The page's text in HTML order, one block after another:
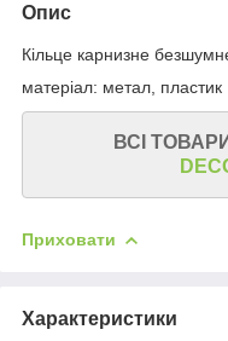
Опис
Кільце карнизне
матеріал: метал, пластик
ВСІ
Приховати
Характеристики